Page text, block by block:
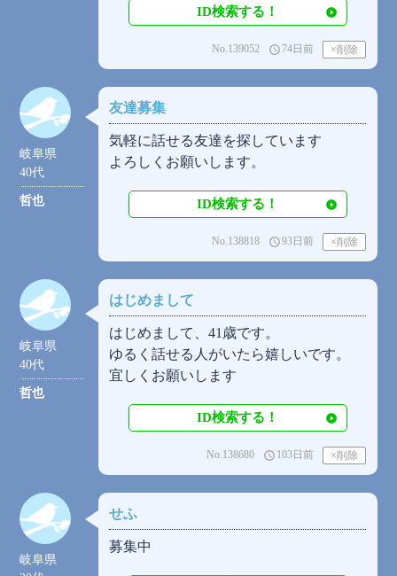
ID検索する！
access_time 74日前
No.139052
岐阜県
40代
哲也
友達募集
気軽に話せる友達を探しています
よろしくお願いします。
ID検索する！
access_time93日前
No.138818
岐阜県
40代
哲也
はじめまして
はじめまして、41歳です。
ゆるく話せる人がいたら嬉しいです。
宜しくお願いします
ID検索する！
access_time 103日前
No.138680
岐阜県
せふ
募集中